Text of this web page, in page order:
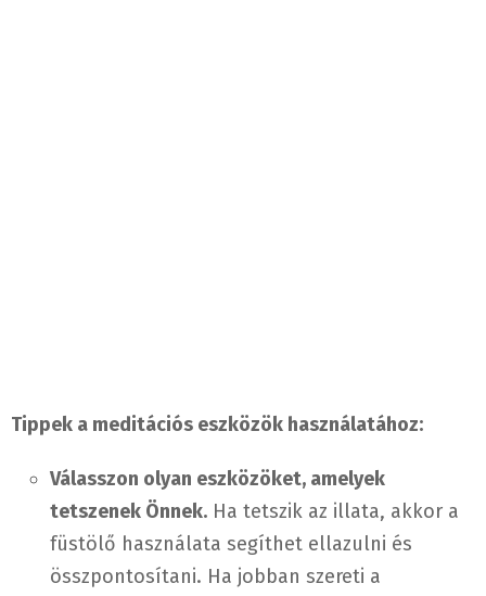
Tippek a meditációs eszközök használatához:
Válasszon olyan eszközöket, amelyek
tetszenek Önnek. Ha tetszik az illata, akkor a
füstölő használata segíthet ellazulni és
összpontosítani. Ha jobban szereti a